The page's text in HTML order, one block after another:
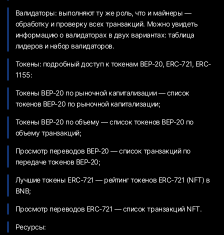
Валидаторы: выполняют ту же роль, что и майнеры —
обработку и проверку всех транзакций. Можно увидеть
информацию о валидаторах в двух вариантах: таблица
лидеров и набор валидаторов.
Токены: подробный доступ к токенам BEP-20, ERC-721, ERC-
1155:
Токены BEP-20 по рыночной капитализации — список
токенов BEP-20 по рыночной капитализации;
Токены BEP-20 по объему — список токенов BEP-20 по
объему транзакций;
Просмотр переводов BEP-20 — список транзакций по
передаче токенов BEP-20;
Лучшие токены ERC-721 — рейтинг токенов ERC-721 (NFT) в
BNB;
Просмотр переводов ERC-721 — список транзакций NFT.
Ресурсы: